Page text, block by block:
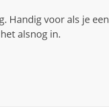
Handig voor als je een
alsnog in.